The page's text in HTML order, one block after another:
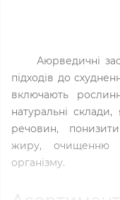
Аюрведичні
підходів до
включають
натуральні
речовин,
жиру, очищенню
організму.